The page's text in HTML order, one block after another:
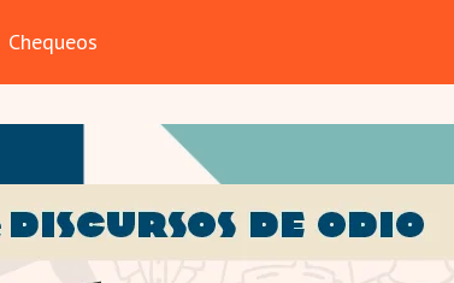
Chequeos